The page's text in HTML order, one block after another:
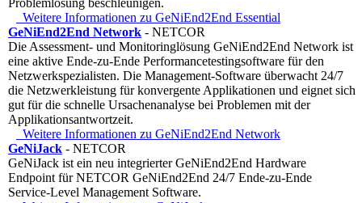
Problemlösung beschleunigen.
Weitere Informationen zu GeNiEnd2End Essential
GeNiEnd2End Network - NETCOR
Die Assessment- und Monitoringlösung GeNiEnd2End Network ist
eine aktive Ende-zu-Ende Performancetestingsoftware für den
Netzwerkspezialisten. Die Management-Software überwacht 24/7
die Netzwerkleistung für konvergente Applikationen und eignet sich
gut für die schnelle Ursachenanalyse bei Problemen mit der
Applikationsantwortzeit.
Weitere Informationen zu GeNiEnd2End Network
GeNiJack - NETCOR
GeNiJack ist ein neu integrierter GeNiEnd2End Hardware
Endpoint für NETCOR GeNiEnd2End 24/7 Ende-zu-Ende
Service-Level Management Software.